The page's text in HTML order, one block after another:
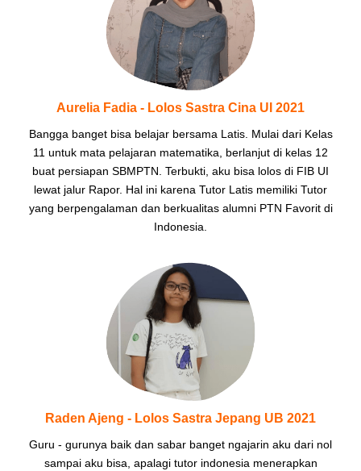
Aurelia Fadia - Lolos Sastra Cina UI 2021
Bangga banget bisa belajar bersama Latis. Mulai dari Kelas
11 untuk mata pelajaran matematika, berlanjut di kelas 12
buat persiapan SBMPTN. Terbukti, aku bisa lolos di FIB UI
lewat jalur Rapor. Hal ini karena Tutor Latis memiliki Tutor
yang berpengalaman dan berkualitas alumni PTN Favorit di
Indonesia.
Raden Ajeng - Lolos Sastra Jepang UB 2021
Guru - gurunya baik dan sabar banget ngajarin aku dari nol
sampai aku bisa, apalagi tutor indonesia menerapkan